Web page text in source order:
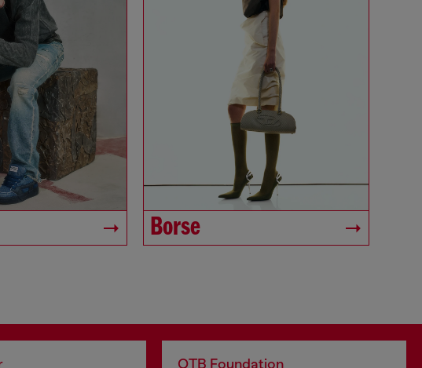
Borse
OTB Foundation